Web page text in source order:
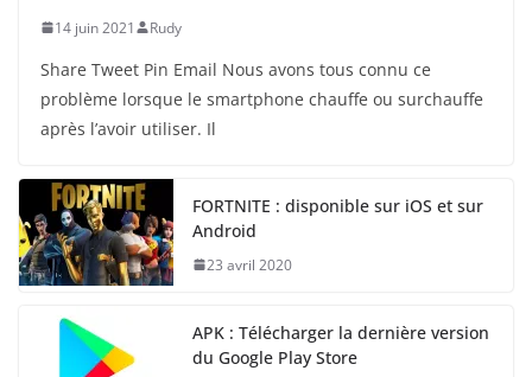
14 juin 2021 Rudy
Share Tweet Pin Email Nous avons tous connu ce
problème lorsque le smartphone chauffe ou surchauffe
après l’avoir utiliser. Il
FORTNITE : disponible sur iOS et sur
Android
23 avril 2020
APK : Télécharger la dernière version
du Google Play Store